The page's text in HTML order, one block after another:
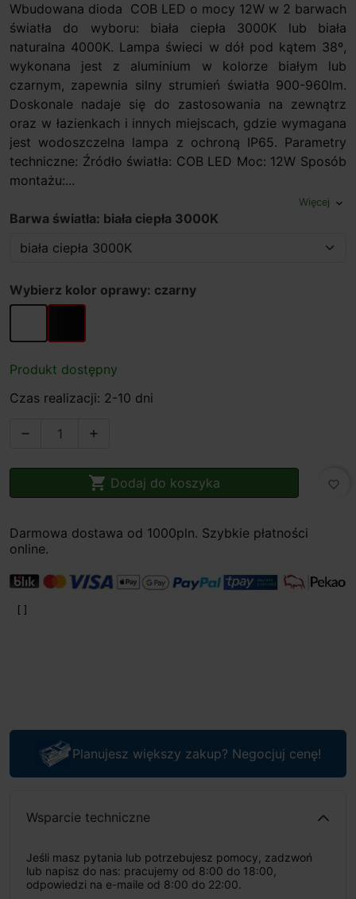
Wbudowana dioda COB LED o mocy 12W w 2 barwach
światła do wyboru: biała ciepła 3000K lub biała
naturalna 4000K. Lampa świeci w dół pod kątem 38º,
wykonana jest z aluminium w kolorze białym lub
czarnym, zapewnia silny strumień światła 900-960lm.
Doskonale nadaje się do zastosowania na zewnątrz
oraz w łazienkach i innych miejscach, gdzie wymagana
jest wodoszczelna lampa z ochroną IP65. Parametry
techniczne: Źródło światła: COB LED Moc: 12W Sposób
montażu:...
Więcej expand_more
Barwa światła: biała ciepła 3000K
Wybierz kolor oprawy: czarny
biały czarny
Produkt dostępny
Czas realizacji: 2-10 dni
 
 Dodaj do koszyka favorite_border
Darmowa dostawa od 1000pln. Szybkie płatności
online.
Planujesz większy zakup? Negocjuj cenę!
Wsparcie techniczne
Jeśli masz pytania lub potrzebujesz pomocy, zadzwoń
lub napisz do nas: pracujemy od 8:00 do 18:00,
odpowiedzi na e-maile od 8:00 do 22:00.